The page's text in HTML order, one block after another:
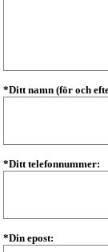
*Ditt namn (för och
*Ditt telefonnummer:
*Din epost: